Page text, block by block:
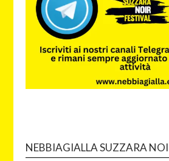
NEBBIAGIALLA SUZZARA